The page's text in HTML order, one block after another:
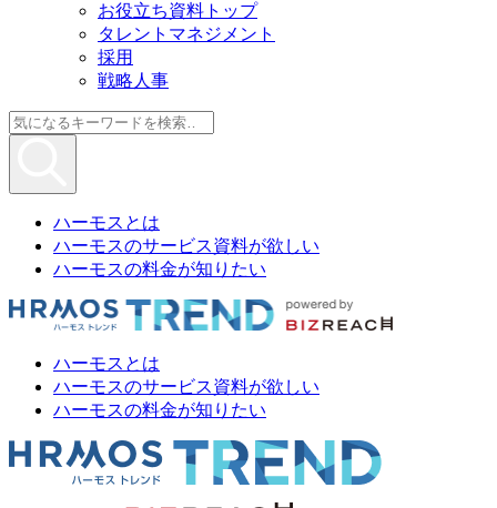
お役立ち資料トップ
タレントマネジメント
採用
戦略人事
ハーモスとは
ハーモスのサービス資料が欲しい
ハーモスの料金が知りたい
ハーモスとは
ハーモスのサービス資料が欲しい
ハーモスの料金が知りたい